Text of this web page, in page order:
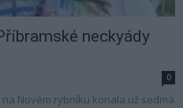
neckyády
0
Novém rybníku konala už sedmá